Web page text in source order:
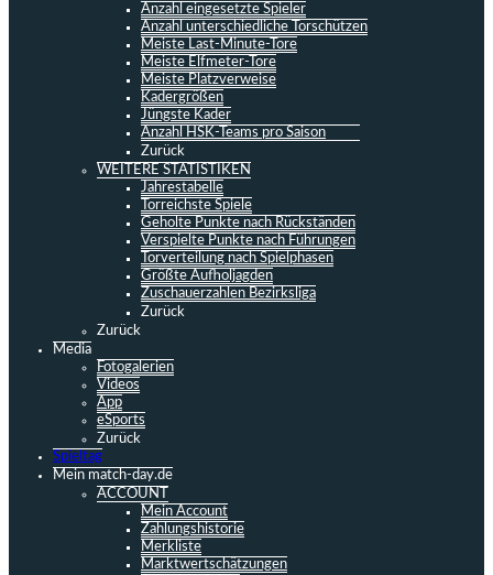
Anzahl eingesetzte Spieler
Anzahl unterschiedliche Torschützen
Meiste Last-Minute-Tore
Meiste Elfmeter-Tore
Meiste Platzverweise
Kadergrößen
Jüngste Kader
Anzahl HSK-Teams pro Saison
Zurück
WEITERE STATISTIKEN
Jahrestabelle
Torreichste Spiele
Geholte Punkte nach Rückständen
Verspielte Punkte nach Führungen
Torverteilung nach Spielphasen
Größte Aufholjagden
Zuschauerzahlen Bezirksliga
Zurück
Zurück
Media
Fotogalerien
Videos
App
eSports
Zurück
Spieltag
Mein match-day.de
ACCOUNT
Mein Account
Zahlungshistorie
Merkliste
Marktwertschätzungen